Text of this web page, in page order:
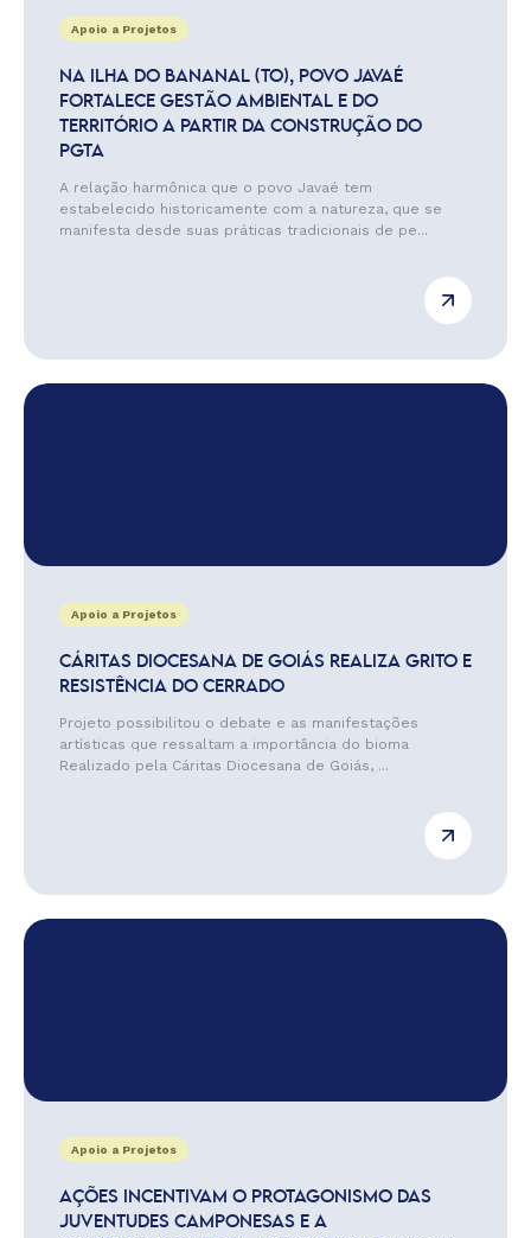
Apoio a Projetos
NA ILHA DO BANANAL (TO), POVO JAVAÉ
FORTALECE GESTÃO AMBIENTAL E DO
TERRITÓRIO A PARTIR DA CONSTRUÇÃO DO
PGTA
A relação harmônica que o povo Javaé tem
estabelecido historicamente com a natureza, que se
manifesta desde suas práticas tradicionais de pe...
Apoio a Projetos
CÁRITAS DIOCESANA DE GOIÁS REALIZA GRITO E
RESISTÊNCIA DO CERRADO
Projeto possibilitou o debate e as manifestações
artísticas que ressaltam a importância do bioma
Realizado pela Cáritas Diocesana de Goiás, ...
Apoio a Projetos
AÇÕES INCENTIVAM O PROTAGONISMO DAS
JUVENTUDES CAMPONESAS E A